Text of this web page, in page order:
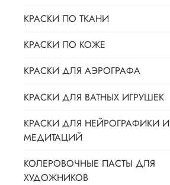
КРАСКИ ПО ТКАНИ
КРАСКИ ПО КОЖЕ
КРАСКИ ДЛЯ АЭРОГРАФА
КРАСКИ ДЛЯ ВАТНЫХ ИГРУШЕК
КРАСКИ ДЛЯ НЕЙРОГРАФИКИ И
МЕДИТАЦИЙ
КОЛЕРОВОЧНЫЕ ПАСТЫ ДЛЯ
ХУДОЖНИКОВ